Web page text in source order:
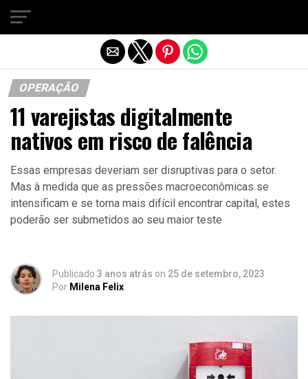
OPERAÇÃO
11 varejistas digitalmente
nativos em risco de falência
Essas empresas deveriam ser disruptivas para o setor.
Mas à medida que as pressões macroeconômicas se
intensificam e se torna mais difícil encontrar capital, estes
poderão ser submetidos ao seu maior teste
Publicado 3 anos atrás on 25 de setembro, 2023
Por Milena Felix